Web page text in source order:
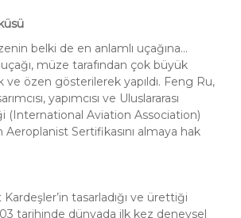
belki de en anlamlı uçağına...
müze tarafından çok büyük
ve özen gösterilerek yapıldı. Feng Ru,
yapımcısı ve Uluslararası
(International Aviation Association)
Aeroplanist Sertifikasını almaya hak
tasarladığı ve ürettiği
tarihinde dünyada ilk kez deneysel